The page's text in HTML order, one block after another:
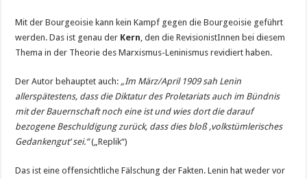
Mit der Bourgeoisie kann kein Kampf gegen die Bourgeoisie geführt
werden. Das ist genau der Kern, den die RevisionistInnen bei diesem
Thema in der Theorie des Marxismus-Leninismus revidiert haben.
Der Autor behauptet auch: „Im März/April 1909 sah Lenin
allerspätestens, dass die Diktatur des Proletariats auch im Bündnis
mit der Bauernschaft noch eine ist und wies dort die darauf
bezogene Beschuldigung zurück, dass dies bloß ‚volkstümlerisches
Gedankengut‘ sei.“(„Replik“)
Das ist eine offensichtliche Fälschung der Fakten. Lenin hat weder vor